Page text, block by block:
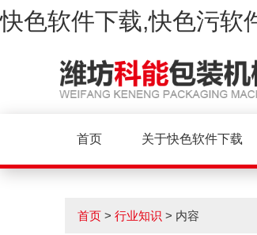
快色软件下载,快色污软
首页 关于快色软件下载
首页 > 行业知识 > 内容